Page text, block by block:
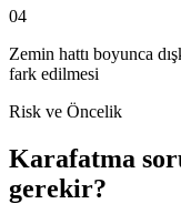
04
Zemin hattı boyunca
fark edilmesi
Risk ve Öncelik
Karafatma
gerekir?